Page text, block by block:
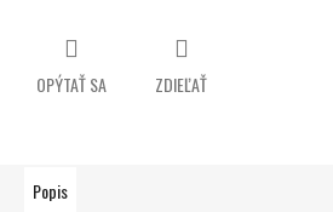
OPÝTAŤ SA ZDIEĽAŤ
Popis